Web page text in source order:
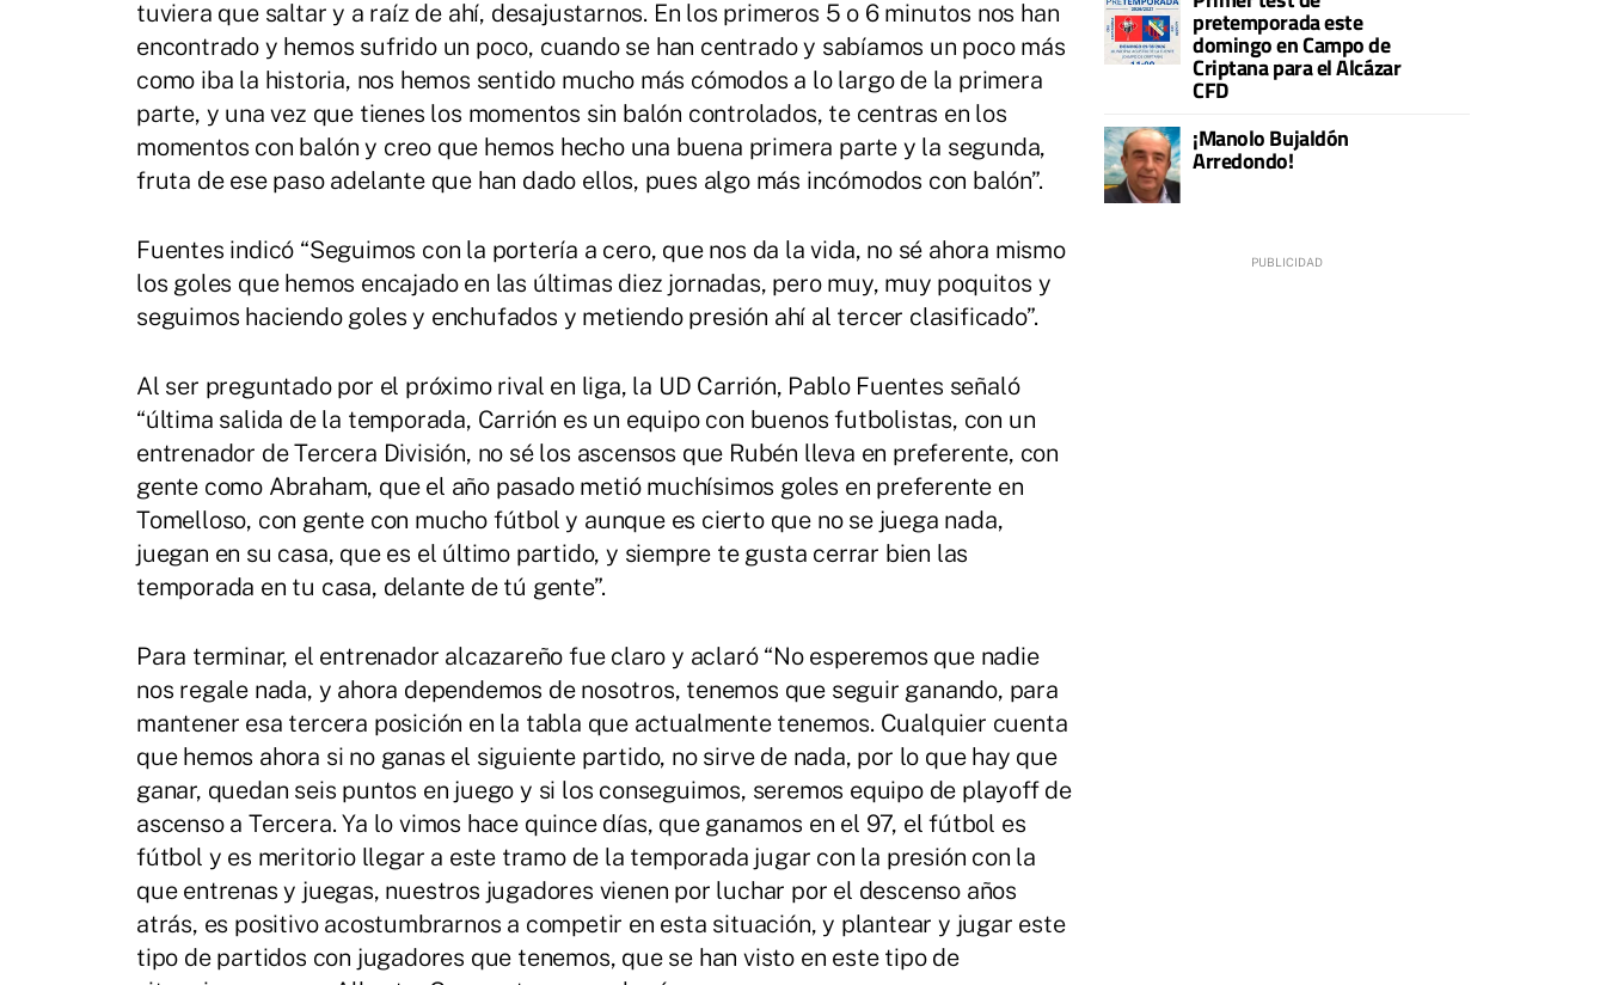
tuviera que saltar y a raíz de ahí, desajustarnos. En los primeros 5 o 6 minutos nos han
encontrado y hemos sufrido un poco, cuando se han centrado y sabíamos un poco más
como iba la historia, nos hemos sentido mucho más cómodos a lo largo de la primera
parte, y una vez que tienes los momentos sin balón controlados, te centras en los
momentos con balón y creo que hemos hecho una buena primera parte y la segunda,
fruta de ese paso adelante que han dado ellos, pues algo más incómodos con balón”.
Fuentes indicó “Seguimos con la portería a cero, que nos da la vida, no sé ahora mismo
los goles que hemos encajado en las últimas diez jornadas, pero muy, muy poquitos y
seguimos haciendo goles y enchufados y metiendo presión ahí al tercer clasificado”.
Al ser preguntado por el próximo rival en liga, la UD Carrión, Pablo Fuentes señaló
“última salida de la temporada, Carrión es un equipo con buenos futbolistas, con un
entrenador de Tercera División, no sé los ascensos que Rubén lleva en preferente, con
gente como Abraham, que el año pasado metió muchísimos goles en preferente en
Tomelloso, con gente con mucho fútbol y aunque es cierto que no se juega nada,
juegan en su casa, que es el último partido, y siempre te gusta cerrar bien las
temporada en tu casa, delante de tú gente”.
Para terminar, el entrenador alcazareño fue claro y aclaró “No esperemos que nadie
nos regale nada, y ahora dependemos de nosotros, tenemos que seguir ganando, para
mantener esa tercera posición en la tabla que actualmente tenemos. Cualquier cuenta
que hemos ahora si no ganas el siguiente partido, no sirve de nada, por lo que hay que
ganar, quedan seis puntos en juego y si los conseguimos, seremos equipo de playoff de
ascenso a Tercera. Ya lo vimos hace quince días, que ganamos en el 97, el fútbol es
fútbol y es meritorio llegar a este tramo de la temporada jugar con la presión con la
que entrenas y juegas, nuestros jugadores vienen por luchar por el descenso años
atrás, es positivo acostumbrarnos a competir en esta situación, y plantear y jugar este
tipo de partidos con jugadores que tenemos, que se han visto en este tipo de
pretemporada este
domingo en Campo de
Criptana para el Alcázar
CFD
¡Manolo Bujaldón
Arredondo!